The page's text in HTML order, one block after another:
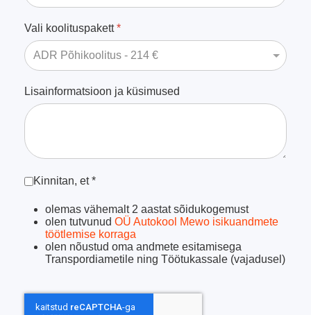
Vali koolituspakett*
Lisainformatsioon ja küsimused
Kinnitused
Kinnitan, et *
olemas vähemalt 2 aastat sõidukogemust
olen tutvunud OÜ Autokool Mewo isikuandmete
töötlemise korraga
olen nõustud oma andmete esitamisega
Transpordiametile ning Töötukassale (vajadusel)
reCAPTCHA Invisible